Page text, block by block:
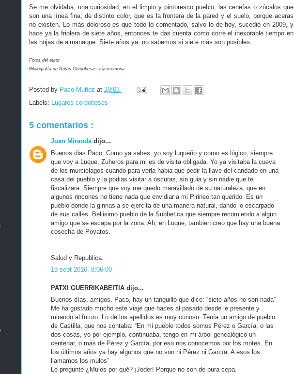
Se me olvidaba, una curiosidad, en el limpio y pintoresco pueblo, las cenefas o zócalos que
son una línea fina, de distinto color, que es la frontera de la pared y el suelo, porque aceras
no existen. Lo más doloroso es que todo lo comentado, salvo lo de hoy, sucedió en 2009, y
hace ya la friolera de siete años, entonces te das cuenta como corre el inexorable tiempo en
las hojas de almanaque. Siete años ya, no sabemos si siete más son posibles.
Fotos del autor
Bibliografía de Notas Cordobesas y la memoria.
Posted by Paco Muñoz at 20:03
Labels: Lugares cordobeses
5 comentarios :
Juan Miranda dijo...
Buenos dias Paco. Como ya sabes, yo soy luqueño y como es lógico, siempre
que voy a Luque, Zuheros para mi es de visita obligada. Yo ya visitaba la cueva
de los murcielagos cuando para verla habia que pedir la llave del candado en una
casa del pueblo y la podias visitar a oscuras, sin guia y sin nádie que te
fiscalizara. Siempre que voy me quedo maravillado de su naturaleza, que en
algunos rincones no tiene nada que envidiar a mi Pirineo tan querido. Es un
pueblo donde la ginnasia se ejercita de una manera natural, dando lo escarpado
de sus calles. Bellisimo pueblo de la Subbetica que siempre recomiendo a algun
amigo que se escapa por la zona. Ah, en Luque, tambien creo que hay una buena
cosecha de Poyatos.
Salud y Republica.
19 sept 2016, 8:06:00
PATXI GUERRIKABEITIA dijo...
Buenos días, amigos. Paco, hay un tanguillo que dice: “siete años no son nada”
Me ha gustado mucho este viaje que haces al pasado desde le presente y
mirando al futuro. Lo de los apellidos es muy curioso. Tenía un amigo de pueblo
de Castilla, que nos contaba: “En mi pueblo todos somos Pérez o García, o las
dos cosas, yo por ejemplo, continuaba, tengo en mi árbol genealógico un
centenar, o más de Pérez y García, por eso nos conocemos por los motes. En
los últimos años ya hay algunos que no son ni Pérez ni García. A esos los
llamamos los mulos”
Le pregunté ¿Mulos por qué? ¡Joder! Porque no son de pura cepa.